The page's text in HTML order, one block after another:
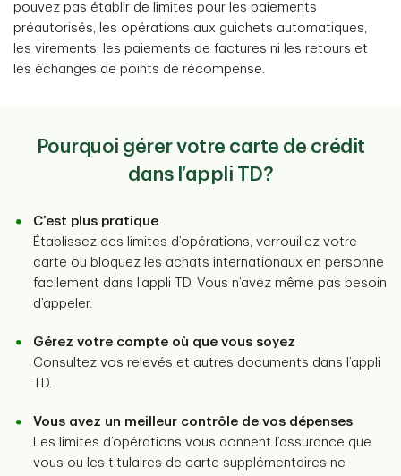
pouvez pas établir de limites pour les paiements
préautorisés, les opérations aux guichets automatiques,
les virements, les paiements de factures ni les retours et
les échanges de points de récompense.
Pourquoi gérer votre carte de crédit
dans l’appli TD?
C’est plus pratique
Établissez des limites d’opérations, verrouillez votre
carte ou bloquez les achats internationaux en personne
facilement dans l’appli TD. Vous n’avez même pas besoin
d’appeler.
Gérez votre compte où que vous soyez
Consultez vos relevés et autres documents dans l’appli
TD.
Vous avez un meilleur contrôle de vos dépenses
Les limites d’opérations vous donnent l’assurance que
vous ou les titulaires de carte supplémentaires ne